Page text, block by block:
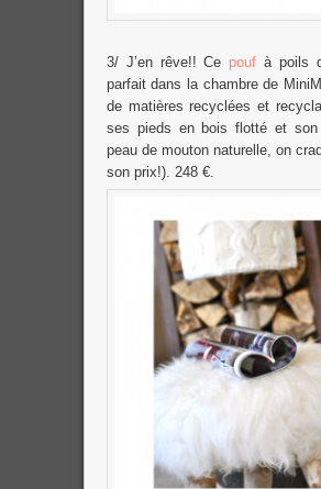
3/ J’en rêve!! Ce pouf à poils
parfait dans la chambre de
de matières recyclées et
ses pieds en bois flotté et
peau de mouton naturelle, on
son prix!). 248 €.